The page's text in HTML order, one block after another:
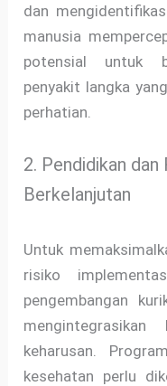
dan
manusia
potensial untuk
penyakit langka
perhatian.
2. Pendidikan dan
Berkelanjutan
Untuk
risiko
pengembangan
keharusan.
kesehatan perlu